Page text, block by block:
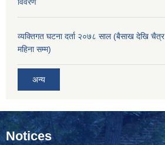
व्यक्तिगत घटना दर्ता २०७८ साल (बैसाख देखि चैत्र
महिना सम्म)
अन्य
Notices